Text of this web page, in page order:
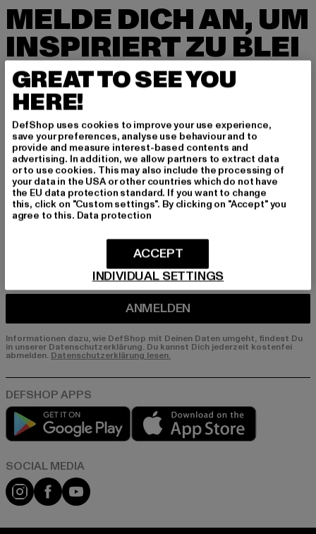
MELDE DICH AN, UM
INSPIRIERT ZU BLEI
BEN!
Melde dich hier für unseren Newsletter an und
erhalte künftig Informationen über aktuelle Tre
nds, Angebote und Gutscheine von DefShop p
er E-Mail!
An welchen Produkten bist du interessiert?
MÄNNER
ANMELDEN
Informationen dazu, wie DefShop mit Deinen Daten umgeht, findest Du
in unserer Datenschutzerklärung. Du kannst Dich jederzeit kostenfei
abmelden. Datenschutzerklärung lesen.
Play market
Instagram
FacebookYouTube
GREAT TO SEE YOU
HERE!
DefShop uses cookies to improve your use experience,
save your preferences, analyse use behaviour and to
provide and measure interest-based contents and
advertising. In addition, we allow partners to extract data
or to use cookies. This may also include the processing of
your data in the USA or other countries which do not have
the EU data protection standard. If you want to change
this, click on "Custom settings". By clicking on "Accept" you
agree to this. Data protection
INDIVIDUAL SETTINGS
ACCEPT